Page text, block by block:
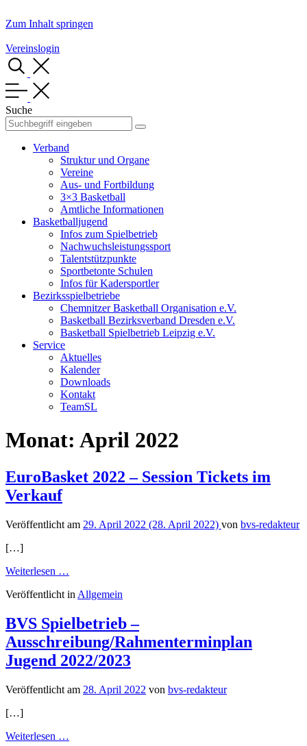
Zum Inhalt springen
Vereinslogin
Suche
Verband
Struktur und Organe
Vereine
Aus- und Fortbildung
3×3 Basketball
Amtliche Informationen
Basketballjugend
Infos zum Spielbetrieb
Nachwuchsleistungssport
Talentstützpunkte
Sportbetonte Schulen
Infos für Kadersportler
Bezirksspielbetriebe
Chemnitzer Basketball Organisation e.V.
Basketball Bezirksverband Dresden e.V.
Basketball Spielbetrieb Leipzig e.V.
Service
Aktuelles
Kalender
Downloads
Kontakt
TeamSL
Monat: April 2022
EuroBasket 2022 – Session Tickets im
Verkauf
Veröffentlicht am 29. April 2022 (28. April 2022) von bvs-redakteur
[…]
Weiterlesen …
2022
Session
Tickets
im
Verkauf
Veröffentlicht in Allgemein
BVS Spielbetrieb –
Ausschreibung/Rahmenterminplan
Jugend 2022/2023
Veröffentlicht am 28. April 2022 von bvs-redakteur
[…]
Weiterlesen …